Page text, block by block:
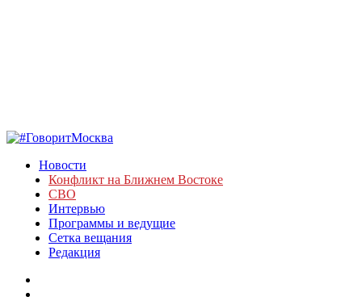
Новости
Конфликт на Ближнем Востоке
СВО
Интервью
Программы и ведущие
Сетка вещания
Редакция